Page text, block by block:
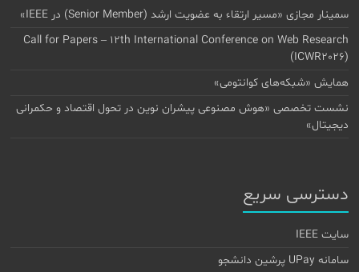
سمینار مجازی «مسیر ارتقاء به عضویت ارشد (Senior Member) در IEEE»
Call for Papers – 12th International Conference on Web Research
(ICWR2026)
همایش «شبکه‌های کوانتومی»
نشست تخصصی «هوش مصنوعی پیشران نوین در تحول اقتصاد و حکمرانی
دیجیتال»
دسترسی سریع
سایت IEEE
سامانه UPay پرشین دانشجو